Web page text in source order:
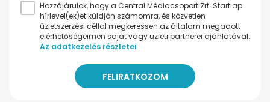
Hozzájárulok, hogy a Central Médiacsoport Zrt. Startlap
hírlevel(ek)et küldjön számomra, és közvetlen
üzletszerzési céllal megkeressen az általam megadott
elérhetőségeimen saját vagy üzleti partnerei ajánlatával.
Az adatkezelés részletei